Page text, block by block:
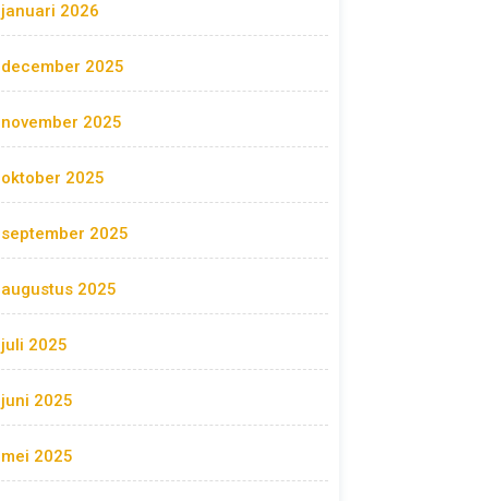
januari 2026
december 2025
november 2025
oktober 2025
september 2025
augustus 2025
juli 2025
juni 2025
mei 2025